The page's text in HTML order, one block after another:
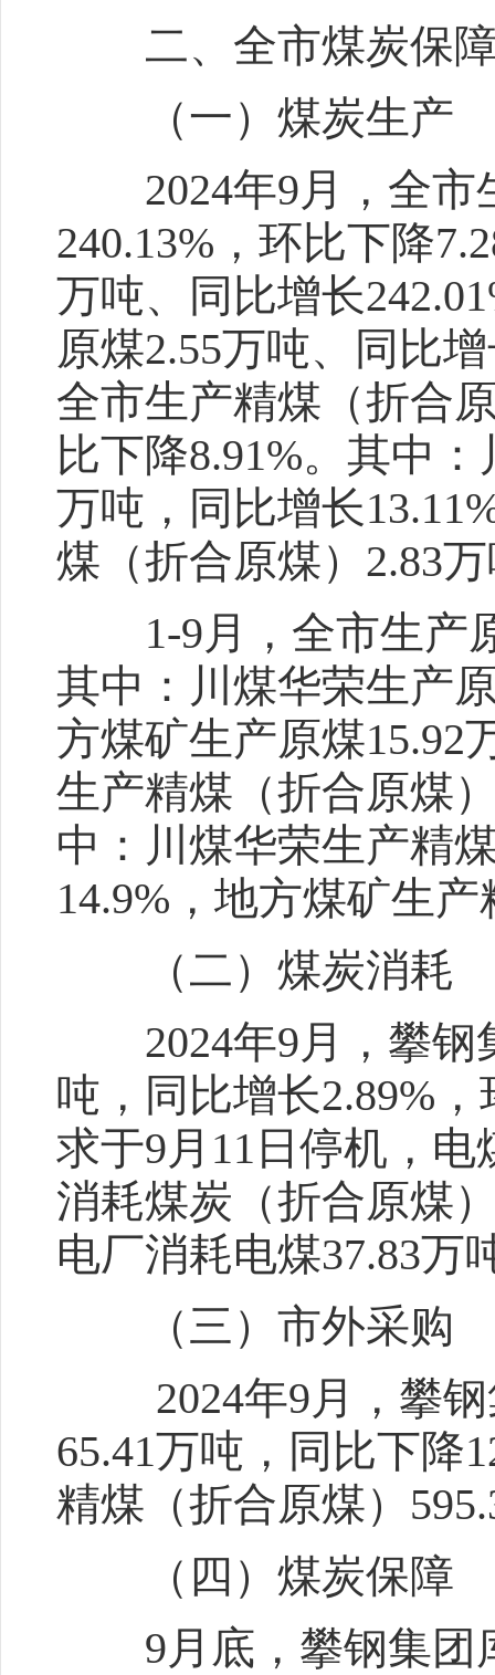
二、全市煤炭保
（一）煤炭生产
2024年9月，全市
240.13%，环比下降
万吨、同比增长
原煤2.55万吨、同比
全市生产精煤（折合
比下降8.91%。其中
万吨，同比增长
煤（折合原煤）2.83
1-9月，全市生产原
其中：川煤华荣生产
方煤矿生产原煤15.92
生产精煤（折合原煤
中：川煤华荣生产精
14.9%，地方煤矿生
（二）煤炭消耗
2024年9月，攀钢
吨，同比增长2.89%
求于9月11日停机，
消耗煤炭（折合原煤
电厂消耗电煤37.83万
（三）市外采购
2024年9月，攀钢
65.41万吨，同比下降
精煤（折合原煤）
（四）煤炭保障
9月底，攀钢集团